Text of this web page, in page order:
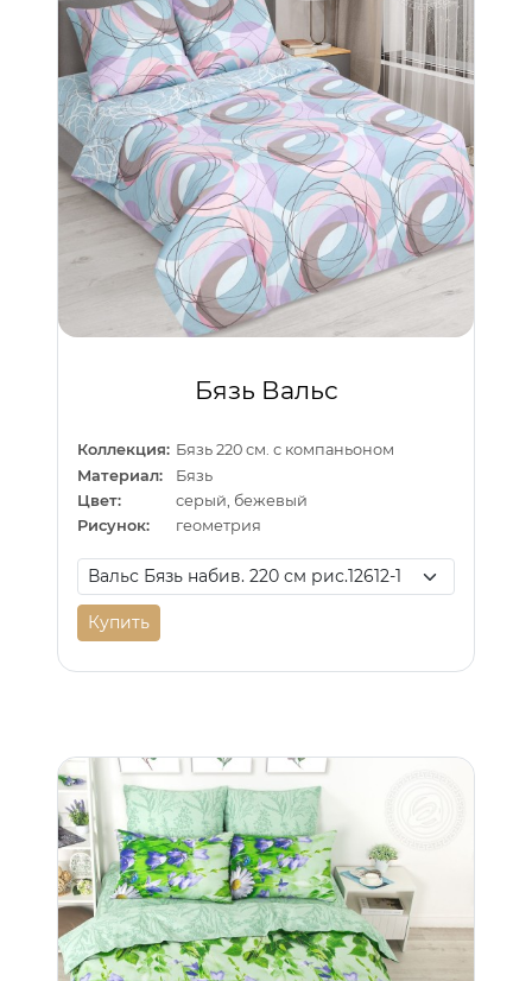
Бязь Вальс
Коллекция: Бязь 220 см. с компаньоном
Материал:
Бязь
Цвет:
серый, бежевый
Рисунок:
геометрия
Купить